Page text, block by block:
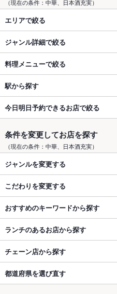
（現在の条件：中華、日本酒充実）
エリアで絞る
ジャンル詳細で絞る
料理メニューで絞る
駅から探す
今日明日予約できるお店で絞る
条件を変更してお店を探す
（現在の条件：中華、日本酒充実）
ジャンルを変更する
こだわりを変更する
おすすめのキーワードから探す
ランチのあるお店から探す
チェーン店から探す
都道府県を選び直す